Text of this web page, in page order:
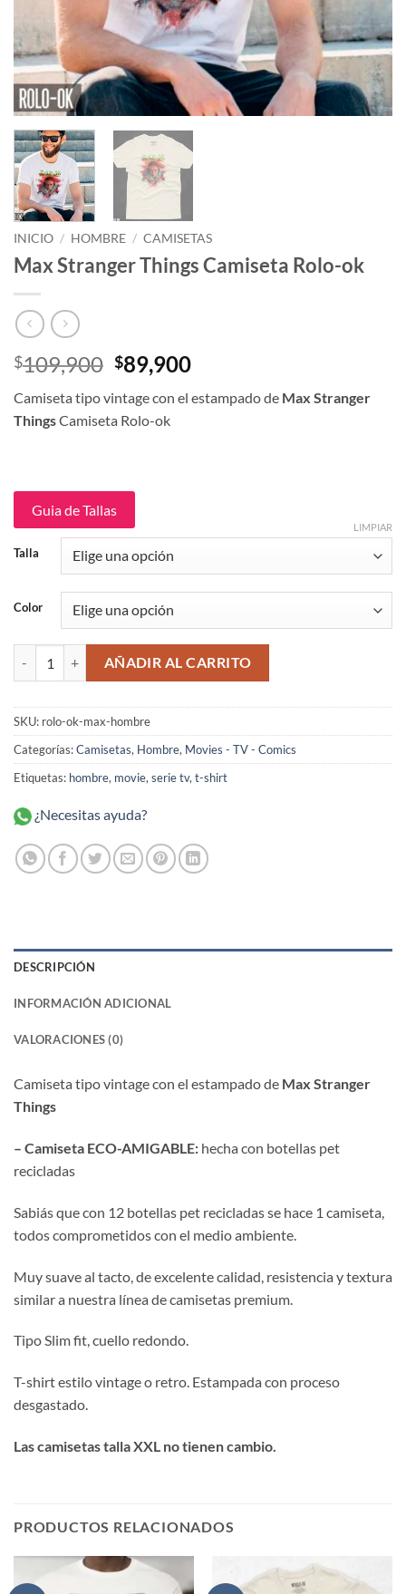
INICIO / HOMBRE / CAMISETAS
Max Stranger Things Camiseta Rolo-ok
$109,900 El
precio
original
era:
$89,900El
actual
Camiseta tipo vintage con el estampado de Max Stranger
ThingsCamiseta Rolo-ok
Guia de Tallas
Talla
Color
LIMPIAR
Max Stranger Things Camiseta Rolo-ok cantidad
AÑADIR AL CARRITO
SKU: rolo-ok-max-hombre
Categorías:Camisetas, Hombre, Movies - TV - Comics
Etiquetas: hombre, movie,serie tv,t-shirt
¿Necesitas ayuda?
DESCRIPCIÓN
INFORMACIÓN ADICIONAL
VALORACIONES (0)
Camiseta tipo vintage con el estampado de Max Stranger
Things
– Camiseta ECO-AMIGABLE: hecha con botellas pet
recicladas
Sabiás que con 12 botellas pet recicladas se hace 1 camiseta,
todos comprometidos con el medio ambiente.
Muy suave al tacto, de excelente calidad, resistencia y textura
similar a nuestra línea de camisetas premium.
Tipo Slim fit, cuello redondo.
T-shirt estilo vintage o retro. Estampada con proceso
desgastado.
Las camisetas talla XXL no tienen cambio.
PRODUCTOS RELACIONADOS